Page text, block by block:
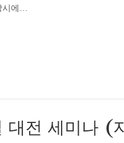
에…
전 세미나 (